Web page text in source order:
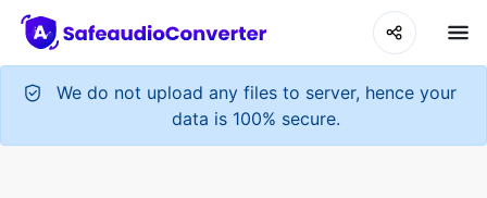
We do not upload any files to server, hence your
data is 100% secure.